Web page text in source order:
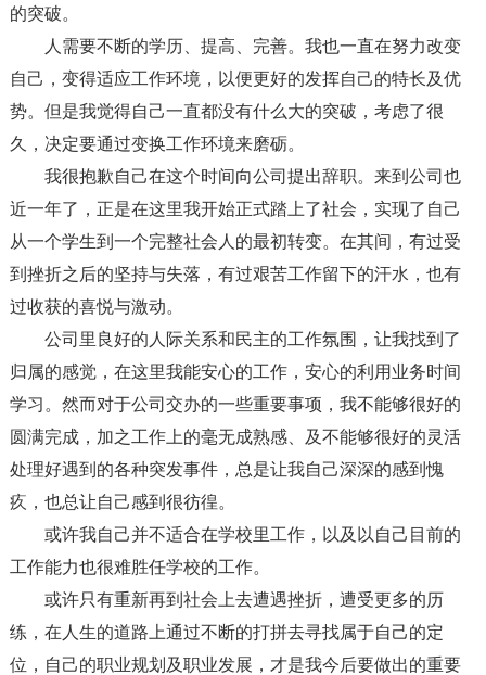
的突破。
人需要不断的学历、提高、完善。我也一直在努力改变
自己，变得适应工作环境，以便更好的发挥自己的特长及优
势。但是我觉得自己一直都没有什么大的突破，考虑了很
久，决定要通过变换工作环境来磨砺。
我很抱歉自己在这个时间向公司提出辞职。来到公司也
近一年了，正是在这里我开始正式踏上了社会，实现了自己
从一个学生到一个完整社会人的最初转变。在其间，有过受
到挫折之后的坚持与失落，有过艰苦工作留下的汗水，也有
过收获的喜悦与激动。
公司里良好的人际关系和民主的工作氛围，让我找到了
归属的感觉，在这里我能安心的工作，安心的利用业务时间
学习。然而对于公司交办的一些重要事项，我不能够很好的
圆满完成，加之工作上的毫无成熟感、及不能够很好的灵活
处理好遇到的各种突发事件，总是让我自己深深的感到愧
疚，也总让自己感到很彷徨。
或许我自己并不适合在学校里工作，以及以自己目前的
工作能力也很难胜任学校的工作。
或许只有重新再到社会上去遭遇挫折，遭受更多的历
练，在人生的道路上通过不断的打拼去寻找属于自己的定
位，自己的职业规划及职业发展，才是我今后要做出的重要